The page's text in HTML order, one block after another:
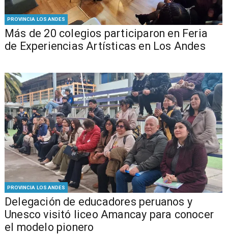
PROVINCIA LOS ANDES
Más de 20 colegios participaron en Feria
de Experiencias Artísticas en Los Andes
PROVINCIA LOS ANDES
Delegación de educadores peruanos y
Unesco visitó liceo Amancay para conocer
el modelo pionero